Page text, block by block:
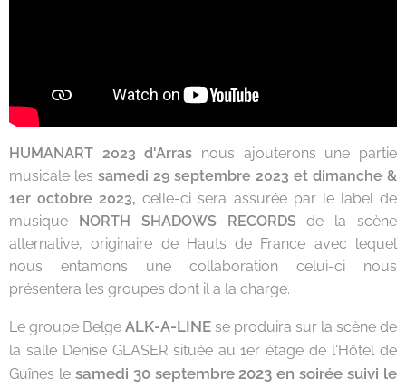
HUMANART 2023 d'Arras nous ajouterons une partie
musicale les samedi 29 septembre 2023 et dimanche &
1er octobre 2023,celle-ci sera assurée par le label de
musique NORTH SHADOWS RECORDSde la scène
alternative, originaire de Hauts de France avec lequel
nous entamons une collaboration celui-ci nous
présentera les groupes dont il a la charge.
Le groupe Belge ALK-A-LINE se produira sur la scène de
la salle Denise GLASER située au 1er étage de l'Hôtel de
Guînes le samedi 30 septembre 2023 en soirée suivi le